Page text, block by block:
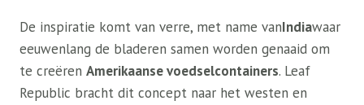
De inspiratie komt van verre, met name vanIndiawaar
eeuwenlang de bladeren samen worden genaaid om
te creëren Amerikaanse voedselcontainers. Leaf
Republic bracht dit concept naar het westen en